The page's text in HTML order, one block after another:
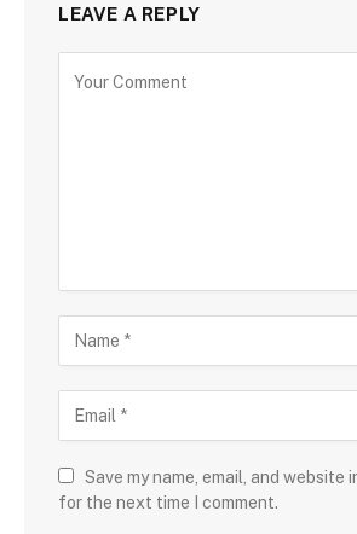
LEAVE A REPLY
Save my name, email, and website
for the next time I comment.